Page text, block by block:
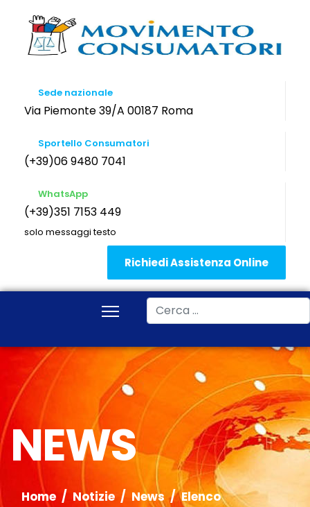
Sede nazionale
Via Piemonte 39/A 00187 Roma
Sportello Consumatori
(+39)06 9480 7041
WhatsApp
(+39)351 7153 449
solo messaggi testo
Richiedi Assistenza Online
Cerca
NEWS
Home Notizie News
Elenco